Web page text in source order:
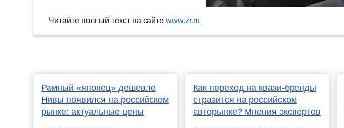
Читайте полный текст на сайтеwww.zr.ru
Рамный «японец» дешевле
Нивы появился на российском
рынке: актуальные цены
Как переход на квази-бренды
отразится на российском
авторынке? Мнения экспертов